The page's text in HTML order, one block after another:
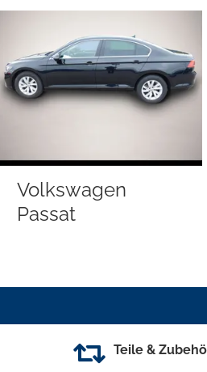
Volkswagen
Passat
Teile &